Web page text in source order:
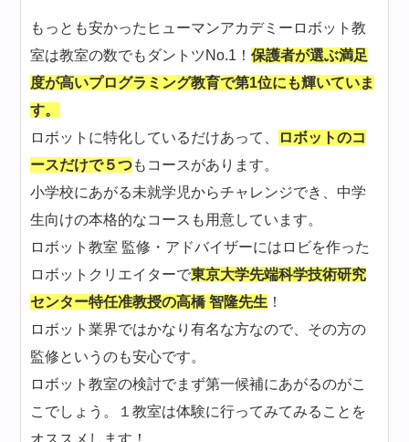
もっとも安かったヒューマンアカデミーロボット教
室は教室の数でもダントツNo.1！保護者が選ぶ満足
度が高いプログラミング教育で第1位にも輝いていま
す。
ロボットに特化しているだけあって、
ロボットのコ
ースだけで５つもコースがあります。
小学校にあがる未就学児からチャレンジでき、中学
生向けの本格的なコースも用意しています。
ロボット教室 監修・アドバイザーにはロビを作った
ロボットクリエイターで東京大学先端科学技術研究
センター特任准教授の高橋 智隆先生 ！
ロボット業界ではかなり有名な方なので、その方の
監修というのも安心です。
ロボット教室の検討でまず第一候補にあがるのがこ
こでしょう。１教室は体験に行ってみてみることを
オススメします！